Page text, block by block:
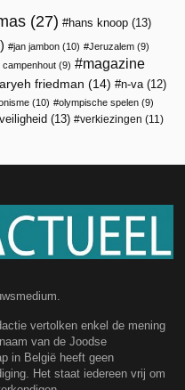
(27) hans knoop (13)
jan jambon (10) Jeruzalem (9)
campenhout (9)
magazine
friedman (14) n-va(12)
(10) olympische spelen (9)
veiligheid (13) verkiezingen (11)
vertolken enkel de mening
van de Joodse
in België heeft geen
Het staat iedereen vrij om